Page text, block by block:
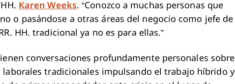
Karen Weeks. “Conozco a muchas personas que
o pasándose a otras áreas del negocio como jefe de
HH. tradicional ya no es para ellas.”
conversaciones profundamente personales sobre
laborales tradicionales impulsando el trabajo híbrido y